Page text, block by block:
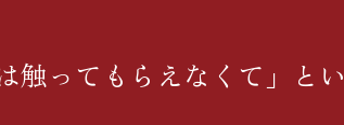
触ってもらえなくて」とい